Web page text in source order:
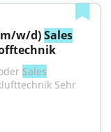
w/d) Sales
Sales
Sehr